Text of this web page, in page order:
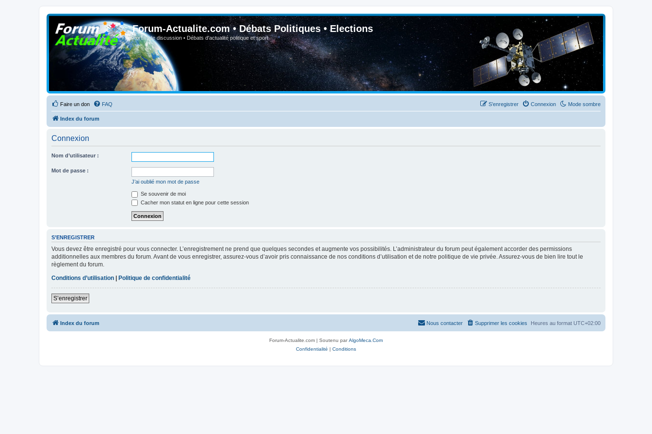
Forum-Actualite.com • Débats Politiques • Elections
Forum de discussion • Débats d'actualité politique et sport
Faire un don Mode sombre
FAQ Connexion
S’enregistrer
Index du forum
Connexion
Nom d’utilisateur :
Mot de passe :
J’ai oublié mon mot de passe
Se souvenir de moi
Cacher mon statut en ligne pour cette session
S’ENREGISTRER
Vous devez être enregistré pour vous connecter. L’enregistrement ne prend que quelques secondes et augmente vos possibilités. L’administrateur du forum peut également accorder des permissions
additionnelles aux membres du forum. Avant de vous enregistrer, assurez-vous d’avoir pris connaissance de nos conditions d’utilisation et de notre politique de vie privée. Assurez-vous de bien lire tout le
règlement du forum.
Conditions d’utilisation | Politique de confidentialité
S’enregistrer
Index du forum Heures au format UTC+02:00
Supprimer les cookies
Nous contacter
Forum-Actualite.com | Soutenu parAlgoMeca.Com
Confidentialité | Conditions